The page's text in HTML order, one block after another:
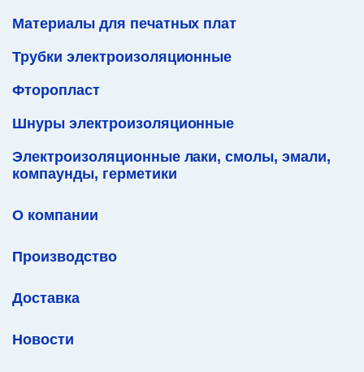
Материалы для печатных плат
Трубки электроизоляционные
Фторопласт
Шнуры электроизоляционные
Электроизоляционные лаки, смолы, эмали,
компаунды, герметики
О компании
Производство
Доставка
Новости